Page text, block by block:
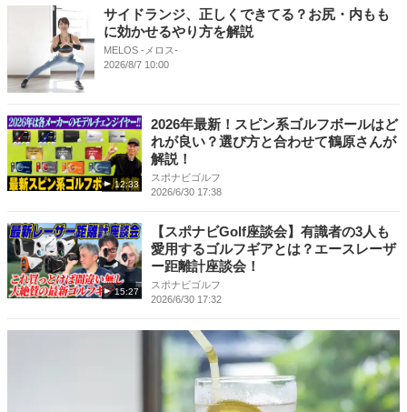
サイドランジ、正しくできてる？お尻・内もも
に効かせるやり方を解説
MELOS -メロス-
2026/8/7 10:00
12:33
2026年最新！スピン系ゴルフボールはど
れが良い？選び方と合わせて鶴原さんが
解説！
スポナビゴルフ
2026/6/30 17:38
15:27
【スポナビGolf座談会】有識者の3人も
愛用するゴルフギアとは？エースレーザ
ー距離計座談会！
スポナビゴルフ
2026/6/30 17:32